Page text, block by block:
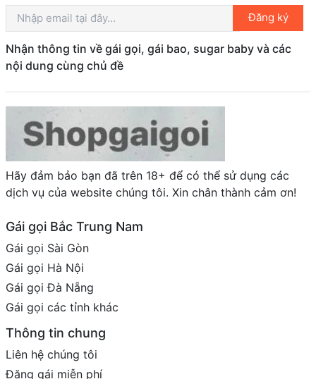
Đăng ký
Nhận thông tin về gái gọi, gái bao, sugar baby và các
nội dung cùng chủ đề
Hãy đảm bảo bạn đã trên 18+ để có thể sử dụng các
dịch vụ của website chúng tôi. Xin chân thành cảm ơn!
Gái gọi Bắc Trung Nam
Gái gọi Sài Gòn
Gái gọi Hà Nội
Gái gọi Đà Nẵng
Gái gọi các tỉnh khác
Thông tin chung
Liên hệ chúng tôi
Đăng gái miễn phí